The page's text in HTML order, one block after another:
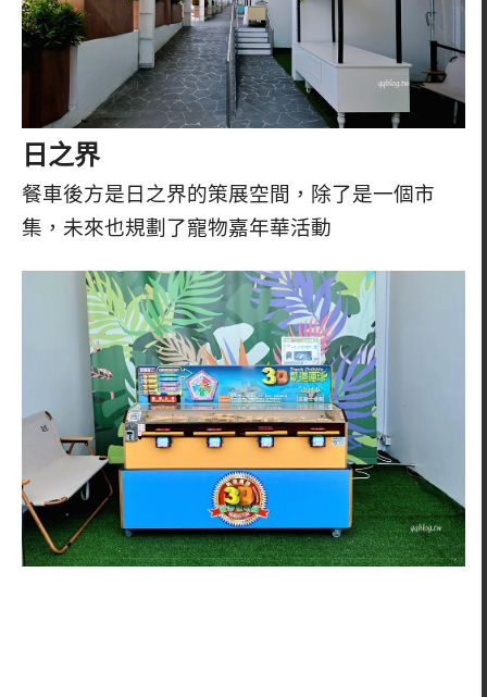
日之界
餐車後方是日之界的策展空間，除了是一個市
集，未來也規劃了寵物嘉年華活動